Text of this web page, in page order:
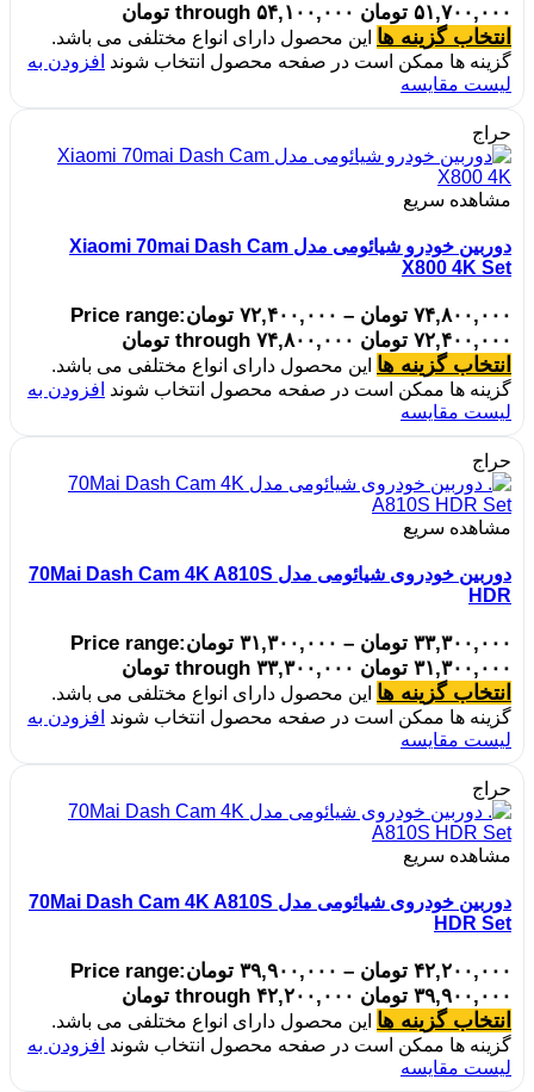
۵۱,۷۰۰,۰۰۰ تومان through ۵۴,۱۰۰,۰۰۰ تومان
انتخاب گزینه ها این محصول دارای انواع مختلفی می باشد.
گزینه ها ممکن است در صفحه محصول انتخاب شوند افزودن به
لیست مقایسه
حراج
مشاهده سریع
دوربین خودرو شیائومی مدل Xiaomi 70mai Dash Cam
X800 4K Set
۷۴,۸۰۰,۰۰۰ تومان – ۷۲,۴۰۰,۰۰۰ تومانPrice range:
۷۲,۴۰۰,۰۰۰ تومان through ۷۴,۸۰۰,۰۰۰ تومان
انتخاب گزینه ها این محصول دارای انواع مختلفی می باشد.
گزینه ها ممکن است در صفحه محصول انتخاب شوند افزودن به
لیست مقایسه
حراج
مشاهده سریع
دوربین خودروی شیائومی مدل 70Mai Dash Cam 4K A810S
HDR
۳۳,۳۰۰,۰۰۰ تومان – ۳۱,۳۰۰,۰۰۰ تومانPrice range:
۳۱,۳۰۰,۰۰۰ تومان through ۳۳,۳۰۰,۰۰۰ تومان
انتخاب گزینه ها این محصول دارای انواع مختلفی می باشد.
گزینه ها ممکن است در صفحه محصول انتخاب شوند افزودن به
لیست مقایسه
حراج
مشاهده سریع
دوربین خودروی شیائومی مدل 70Mai Dash Cam 4K A810S
HDR Set
۴۲,۲۰۰,۰۰۰ تومان – ۳۹,۹۰۰,۰۰۰ تومانPrice range:
۳۹,۹۰۰,۰۰۰ تومان through ۴۲,۲۰۰,۰۰۰ تومان
انتخاب گزینه ها این محصول دارای انواع مختلفی می باشد.
گزینه ها ممکن است در صفحه محصول انتخاب شوند افزودن به
لیست مقایسه